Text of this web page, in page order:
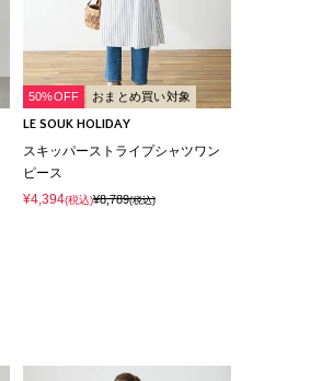
50%OFF おまとめ買い対象
LE SOUK HOLIDAY
スキッパーストライプシャツワン
ピース
¥4,394(税込)¥8,789(税込)